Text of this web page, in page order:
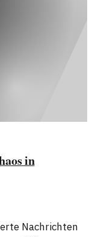
in
Nachrichten